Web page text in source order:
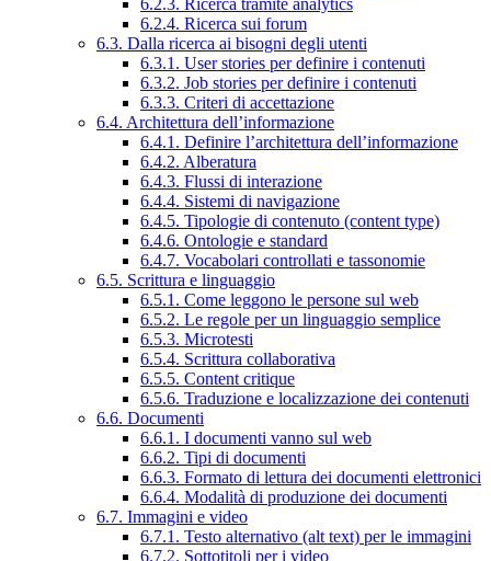
6.2.4. Ricerca sui forum
6.3. Dalla ricerca ai bisogni degli utenti
6.3.1. User stories per definire i contenuti
6.3.2. Job stories per definire i contenuti
6.3.3. Criteri di accettazione
6.4. Architettura dell’informazione
6.4.1. Definire l’architettura dell’informazione
6.4.2. Alberatura
6.4.3. Flussi di interazione
6.4.4. Sistemi di navigazione
6.4.5. Tipologie di contenuto (content type)
6.4.6. Ontologie e standard
6.4.7. Vocabolari controllati e tassonomie
6.5. Scrittura e linguaggio
6.5.1. Come leggono le persone sul web
6.5.2. Le regole per un linguaggio semplice
6.5.3. Microtesti
6.5.4. Scrittura collaborativa
6.5.5. Content critique
6.5.6. Traduzione e localizzazione dei contenuti
6.6. Documenti
6.6.1. I documenti vanno sul web
6.6.2. Tipi di documenti
6.6.3. Formato di lettura dei documenti elettronici
6.6.4. Modalità di produzione dei documenti
6.7. Immagini e video
6.7.1. Testo alternativo (alt text) per le immagini
6.7.2. Sottotitoli per i video